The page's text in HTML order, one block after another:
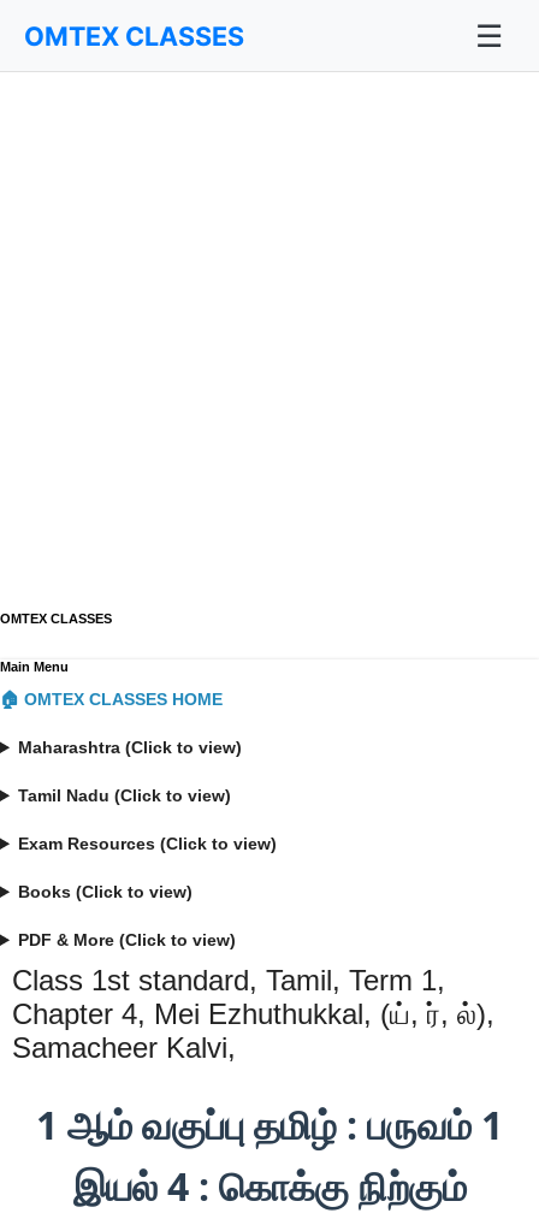
OMTEX CLASSES
OMTEX CLASSES ☰
Main Menu
🏠 OMTEX CLASSES HOME
Maharashtra (Click to view)
Tamil Nadu (Click to view)
Exam Resources (Click to view)
Books (Click to view)
PDF & More (Click to view)
Class 1st standard, Tamil, Term 1,
Chapter 4, Mei Ezhuthukkal, (ய், ர், ல்),
Samacheer Kalvi,
1 ஆம் வகுப்பு தமிழ் : பருவம் 1
இயல் 4 : கொக்கு நிற்கும்